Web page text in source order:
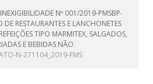
INEXIGIBILIDADE Nº 001/2019-PMSBP-
RESTAURANTES E LANCHONETES
TIPO MARMITEX, SALGADOS,
E BEBIDAS NÃO
N-271104_2019-FMS